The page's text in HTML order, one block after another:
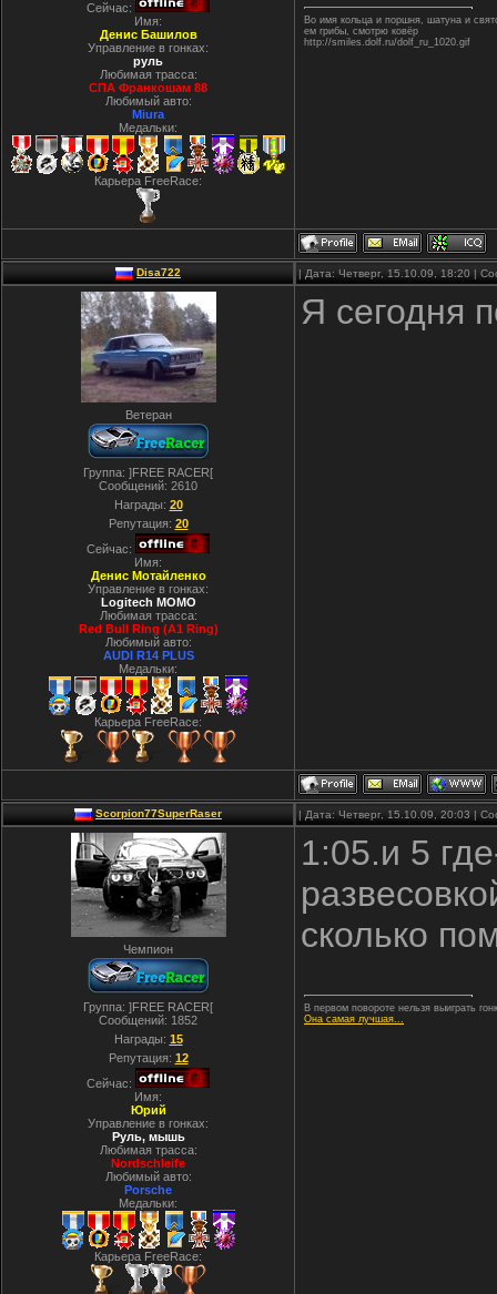
Сейчас:
Имя:
Денис Башилов
Управление в гонках:
руль
Любимая трасса:
СПА Франкошам 88
Любимый авто:
Miura
Медальки:
Карьера FreeRace:
Во имя кольца и поршня, шатуна и
ем грибы, смотрю ковёр
http://smiles.dolf.ru/dolf_ru_1020.gif
Disa722 | Дата: Четверг, 15.10.09, 18:20 |
Ветеран
Группа: ]FREE RACER[
Сообщений: 2610
Награды: 20
Репутация: 20
Сейчас:
Имя:
Денис Мотайленко
Управление в гонках:
Logitech MOMO
Любимая трасса:
Red Bull Ring (A1 Ring)
Любимый авто:
AUDI R14 PLUS
Медальки:
Карьера FreeRace:
Я сегодня
Scorpion77SuperRaser | Дата: Четверг, 15.10.09, 20:03 |
Чемпион
Группа: ]FREE RACER[
Сообщений: 1852
Награды: 15
Репутация: 12
Сейчас:
Имя:
Юрий
Управление в гонках:
Руль, мышь
Любимая трасса:
Nordschleife
Любимый авто:
Porsche
Медальки:
Карьера FreeRace:
1:05.и 5
сколько
В первом повороте нельзя выиграть
Она самая лучшая...